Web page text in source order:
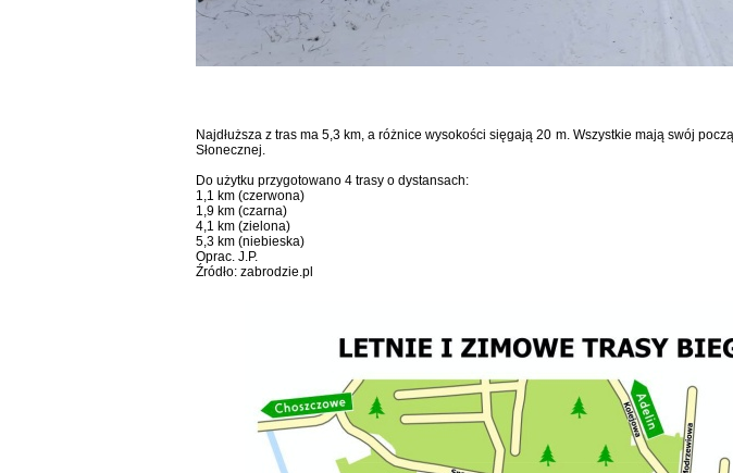
Najdłuższa z tras ma 5,3 km, a różnice wysokości sięgają 20 m. Wszystkie mają swój
Słonecznej.
Do użytku przygotowano 4 trasy o dystansach:
1,1 km (czerwona)
1,9 km (czarna)
4,1 km (zielona)
5,3 km (niebieska)
Oprac. J.P.
Źródło: zabrodzie.pl